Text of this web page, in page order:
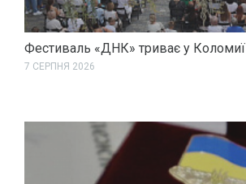
Фестиваль «ДНК» триває у Коломиї
7 СЕРПНЯ 2026